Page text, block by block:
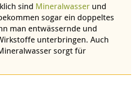
sind Mineralwasser und
sogar ein doppeltes
man entwässernde und
unterbringen. Auch
sorgt für